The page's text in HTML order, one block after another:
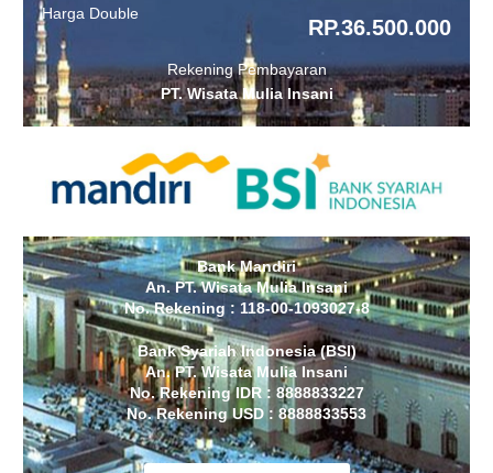
Harga Double
RP.36.500.000
Rekening Pembayaran
PT. Wisata Mulia Insani
Bank Mandiri
An. PT. Wisata Mulia Insani
No. Rekening : 118-00-1093027-8
Bank Syariah Indonesia (BSI)
An. PT. Wisata Mulia Insani
No. Rekening IDR : 8888833227
No. Rekening USD : 8888833553